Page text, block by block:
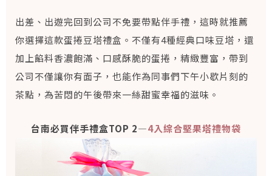
出差、出遊完回到公司不免要帶點伴手禮，這時就推薦
你選擇這款蛋捲豆塔禮盒。不僅有4種經典口味豆塔，還
加上餡料香濃飽滿、口感酥脆的蛋捲，精緻豐富，帶到
公司不僅讓你有面子，也能作為同事們下午小歇片刻的
茶點，為苦悶的午後帶來一絲甜蜜幸福的滋味。
台南必買伴手禮盒TOP 2—4入綜合堅果塔禮物袋